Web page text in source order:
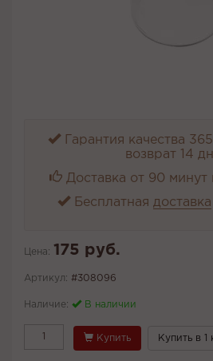
Гарантия качества
возврат 14
Доставка от 90 минут
Бесплатная доставка
Цена: 175 руб.
Артикул: #308096
Наличие: В наличии
Купить Купить в 1